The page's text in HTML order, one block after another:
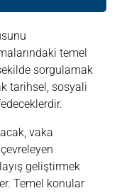
temel
sorgulamak
tarihsel, sosyali
vaka
geliştirmek
Temel konular